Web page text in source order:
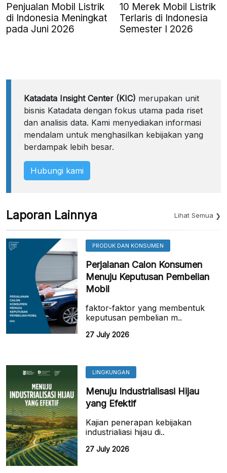
Penjualan Mobil Listrik
di Indonesia Meningkat
pada Juni 2026
10 Merek Mobil Listrik
Terlaris di Indonesia
Semester I 2026
Katadata Insight Center (KIC) merupakan unit
bisnis Katadata dengan fokus utama pada riset
dan analisis data. Kami menyediakan informasi
mendalam untuk menghasilkan kebijakan yang
berdampak lebih besar.
Hubungi kami
Laporan Lainnya Lihat Semua
PRODUK DAN KONSUMEN
Perjalanan Calon Konsumen
Menuju Keputusan Pembelian
Mobil
faktor-faktor yang membentuk
keputusan pembelian m..
27 July 2026
LINGKUNGAN
Menuju Industrialisasi Hijau
yang Efektif
Kajian penerapan kebijakan
industrialiasi hijau di..
27 July 2026